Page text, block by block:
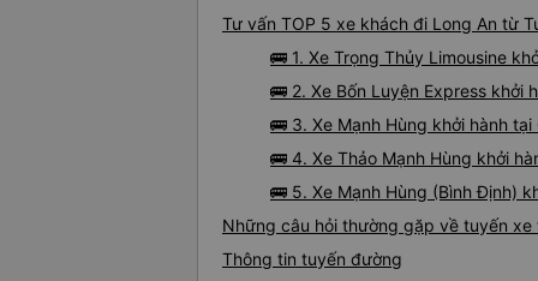
Tư vấn TOP 5 xe khách đi Long An từ
🚌 1. Xe Trọng Thủy Limousine
🚌 2. Xe Bốn Luyện Express khởi
🚌 3. Xe Mạnh Hùng khởi hành
🚌 4. Xe Thảo Mạnh Hùng khởi
🚌 5. Xe Mạnh Hùng (Bình Định)
Những câu hỏi thường gặp về tuyến xe
Thông tin tuyến đường